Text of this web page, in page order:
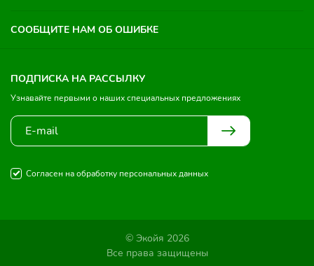
СООБЩИТЕ НАМ ОБ ОШИБКЕ
ПОДПИСКА НА РАССЫЛКУ
Узнавайте первыми о наших специальных предложениях
Согласен на обработку персональных данных
© Экойя 2026
Все права защищены